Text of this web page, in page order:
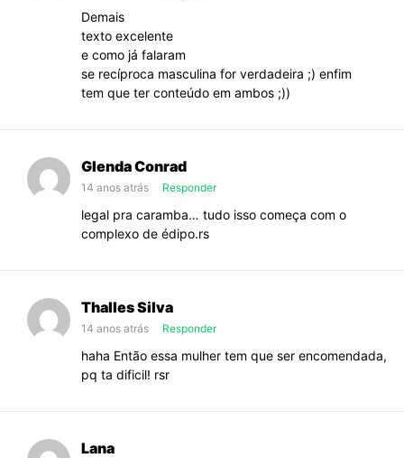
Demais
texto excelente
e como já falaram
se recíproca masculina for verdadeira ;) enfim
tem que ter conteúdo em ambos ;))
Glenda Conrad
14 anos atrás Responder
legal pra caramba… tudo isso começa com o
complexo de édipo.rs
Thalles Silva
14 anos atrás Responder
haha Então essa mulher tem que ser encomendada,
pq ta dificil! rsr
Lana